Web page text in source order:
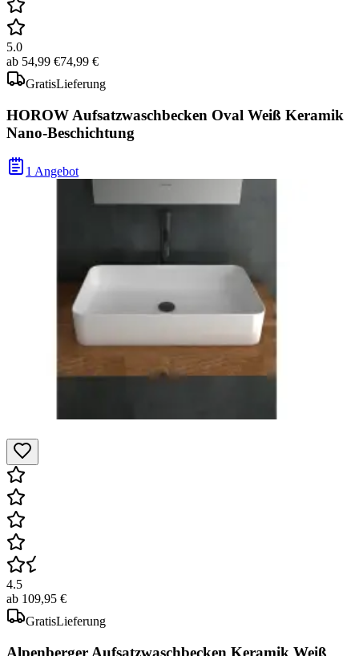
5.0
ab 54,99 €74,99 €
GratisLieferung
HOROW Aufsatzwaschbecken Oval Weiß Keramik
Nano-Beschichtung
1 Angebot
4.5
ab 109,95 €
GratisLieferung
Alpenberger Aufsatzwaschbecken Keramik Weiß